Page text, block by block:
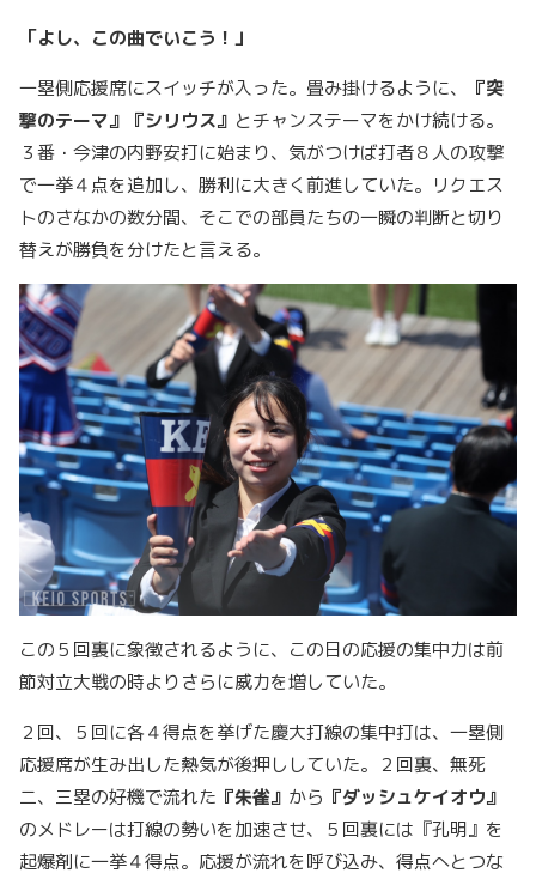
「よし、この曲でいこう！」
一塁側応援席にスイッチが入った。畳み掛けるように、
『突
撃のテーマ』『シリウス』 とチャンステーマをかけ続ける。
３番・今津の内野安打に始まり、気がつけば打者８人の攻撃
で一挙４点を追加し、勝利に大きく前進していた。リクエス
トのさなかの数分間、そこでの部員たちの一瞬の判断と切り
替えが勝負を分けたと言える。
この５回裏に象徴されるように、この日の応援の集中力は前
節対立大戦の時よりさらに威力を増していた。
２回、５回に各４得点を挙げた慶大打線の集中打は、一塁側
応援席が生み出した熱気が後押ししていた。２回裏、無死
二、三塁の好機で流れた 『朱雀』 から 『ダッシュケイオウ』
のメドレーは打線の勢いを加速させ、５回裏には『孔明』を
起爆剤に一挙４得点。応援が流れを呼び込み、得点へとつな